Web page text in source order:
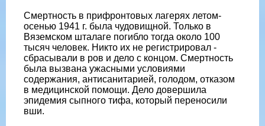
Смертность в прифронтовых лагерях летом-
осенью 1941 г. была чудовищной. Только в
Вяземском шталаге погибло тогда около 100
тысяч человек. Никто их не регистрировал -
сбрасывали в ров и дело с концом. Смертность
была вызвана ужасными условиями
содержания, антисанитарией, голодом, отказом
в медицинской помощи. Дело довершила
эпидемия сыпного тифа, который переносили
вши.